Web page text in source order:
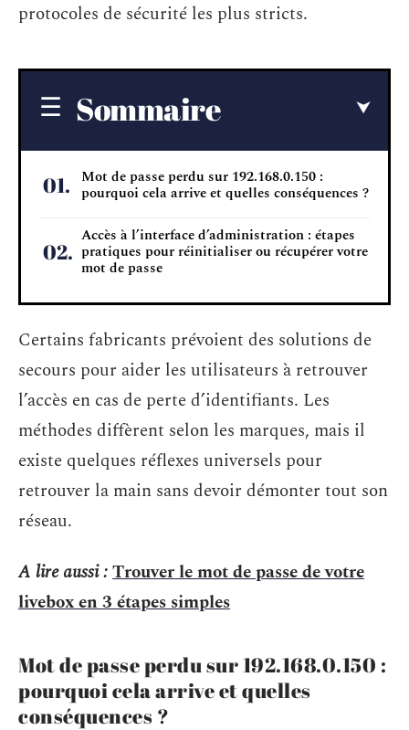
protocoles de sécurité les plus stricts.
Sommaire
Mot de passe perdu sur 192.168.0.150 :
pourquoi cela arrive et quelles conséquences ?
Accès à l’interface d’administration : étapes
pratiques pour réinitialiser ou récupérer votre
mot de passe
Certains fabricants prévoient des solutions de
secours pour aider les utilisateurs à retrouver
l’accès en cas de perte d’identifiants. Les
méthodes diffèrent selon les marques, mais il
existe quelques réflexes universels pour
retrouver la main sans devoir démonter tout son
réseau.
A lire aussi :Trouver le mot de passe de votre
livebox en 3 étapes simples
Mot de passe perdu sur 192.168.0.150 :
pourquoi cela arrive et quelles
conséquences ?